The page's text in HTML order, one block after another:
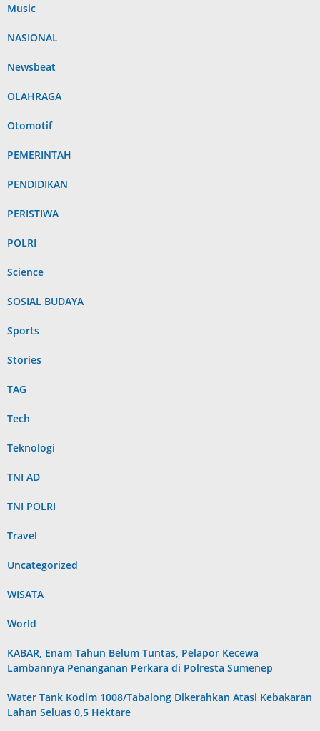
Music
NASIONAL
Newsbeat
OLAHRAGA
Otomotif
PEMERINTAH
PENDIDIKAN
PERISTIWA
POLRI
Science
SOSIAL BUDAYA
Sports
Stories
TAG
Tech
Teknologi
TNI AD
TNI POLRI
Travel
Uncategorized
WISATA
World
KABAR, Enam Tahun Belum Tuntas, Pelapor Kecewa
Lambannya Penanganan Perkara di Polresta Sumenep
Water Tank Kodim 1008/Tabalong Dikerahkan Atasi Kebakaran
Lahan Seluas 0,5 Hektare